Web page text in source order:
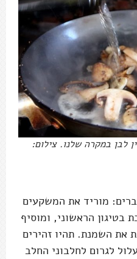
לבן במקרה שלנו. צילום:
מוריד את המשקעים
בטיגון הראשוני, ומוסיף
את השמנת. תהיו זהירים
לגרום לחלבוני החלב